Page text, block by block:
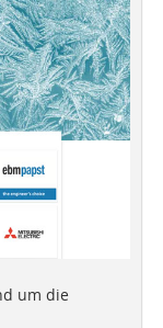
um die